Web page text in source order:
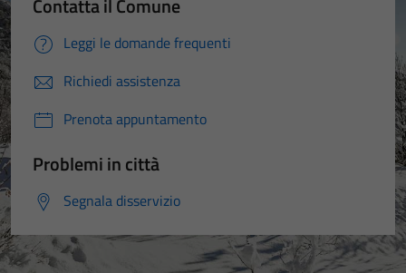
Contatta il Comune
Leggi le domande frequenti
Richiedi assistenza
Prenota appuntamento
Problemi in città
Segnala disservizio